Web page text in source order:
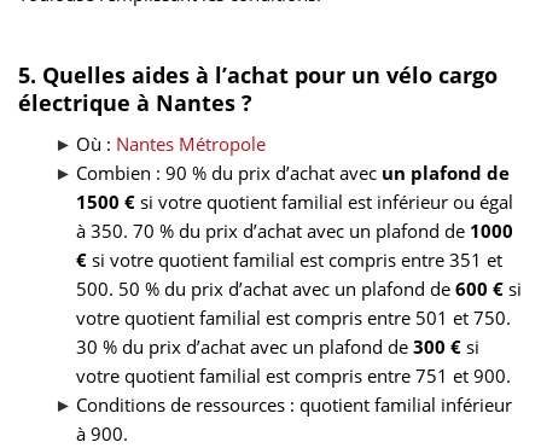
5. Quelles aides à l’achat pour un vélo cargo
électrique à Nantes ?
Où : Nantes Métropole
Combien : 90 % du prix d’achat avec un plafond de
1500 € si votre quotient familial est inférieur ou égal
à 350. 70 % du prix d’achat avec un plafond de 1000
€ si votre quotient familial est compris entre 351 et
500. 50 % du prix d’achat avec un plafond de 600 € si
votre quotient familial est compris entre 501 et 750.
30 % du prix d’achat avec un plafond de 300 € si
votre quotient familial est compris entre 751 et 900.
Conditions de ressources : quotient familial inférieur
à 900.